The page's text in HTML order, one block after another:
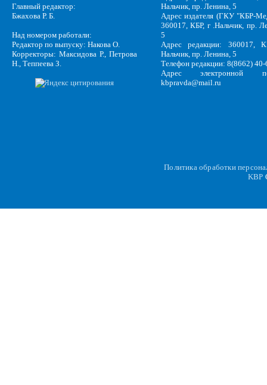
Главный редактор:
Бжахова Р. Б.
Над номером работали:
Редактор по выпуску: Накова О.
Корректоры: Максидова Р., Петрова
Н., Теппеева З.
Нальчик, пр. Ленина, 5
Адрес издателя (ГКУ "КБР-
360017, КБР, г .Нальчик, пр.
5
Адрес редакции: 360017,
Нальчик, пр. Ленина, 5
Телефон редакции: 8(8662)
Адрес электронной
kbpravda@mail.ru
Политика обработки
KBP